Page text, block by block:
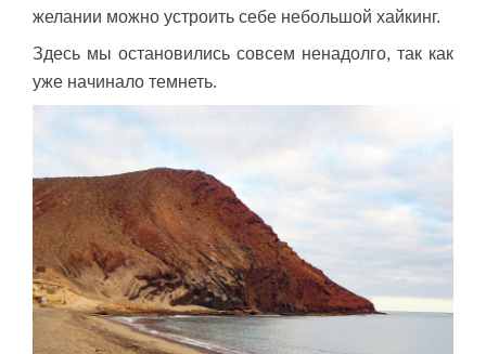
желании можно устроить себе небольшой хайкинг.
Здесь мы остановились совсем ненадолго, так как
уже начинало темнеть.